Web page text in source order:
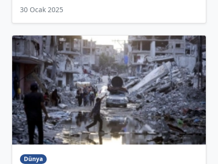
30 Ocak 2025
Dünya